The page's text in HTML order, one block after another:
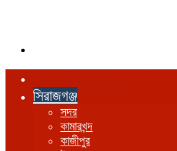
সিরাজগঞ্জ
সদর
কামারখন্দ
কাজীপুর